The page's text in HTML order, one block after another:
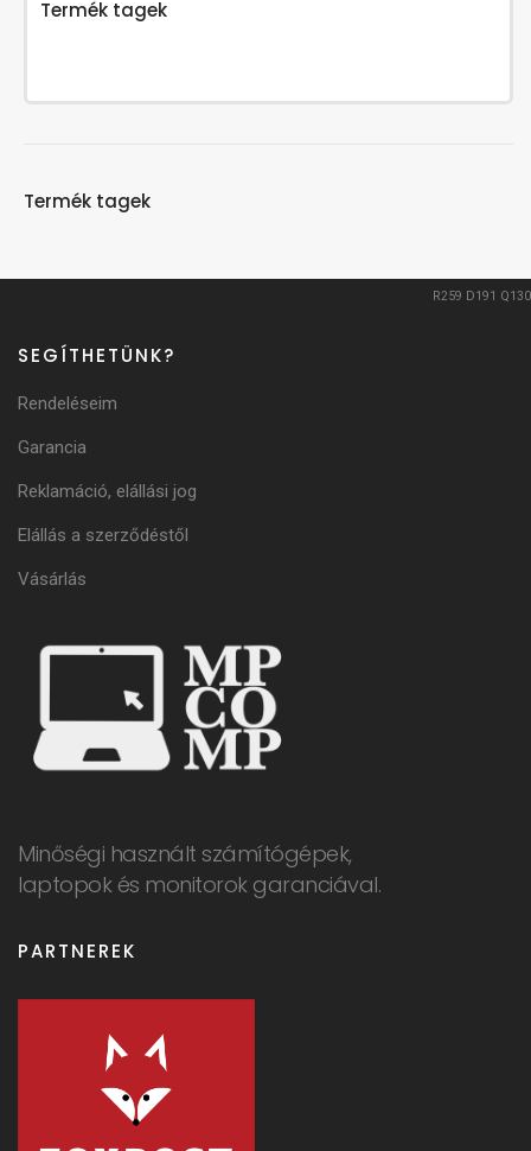
Termék tagek
Termék tagek
R259 D191 Q130
Minőségi használt számítógépek,
laptopok és monitorok garanciával.
SEGÍTHETÜNK?
Rendeléseim
Garancia
Reklamáció, elállási jog
Elállás a szerződéstől
Vásárlás
PARTNEREK